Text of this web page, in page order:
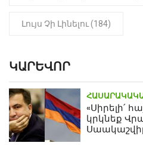
Լույս Չի Լինելու (184)
ԿԱՐԵՎՈՐ
«Սիրելի՛
կրկնեք